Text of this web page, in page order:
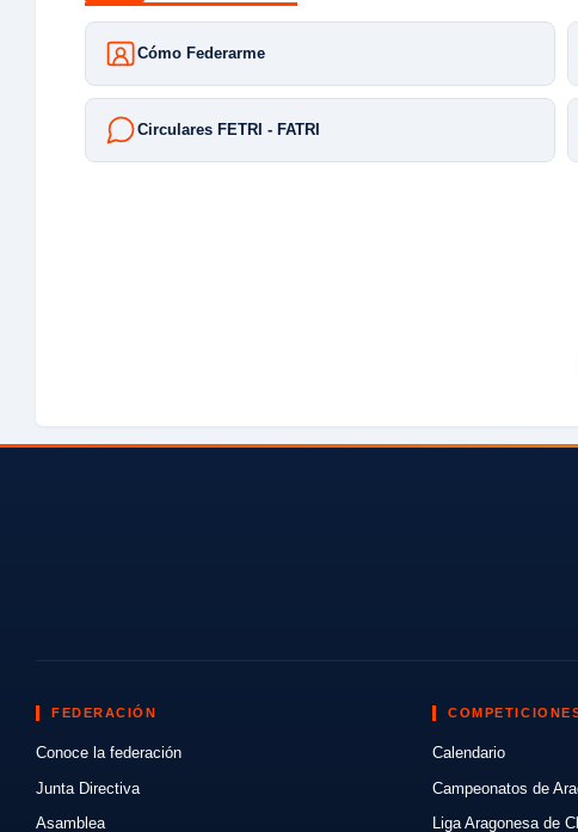
Cómo Federarme
Circulares FETRI - FATRI
FEDERACIÓN
Conoce la federación
Junta Directiva
Asamblea
Calendario
Campeonatos de
Liga Aragonesa de